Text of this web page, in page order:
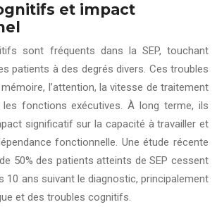
et impact
sont fréquents dans la SEP, touchant
patients à des degrés divers. Ces troubles
l’attention, la vitesse de traitement
les fonctions exécutives. À long terme, ils
significatif sur la capacité à travailler et
fonctionnelle. Une étude récente
50% des patients atteints de SEP cessent
10 ans suivant le diagnostic, principalement
et des troubles cognitifs.